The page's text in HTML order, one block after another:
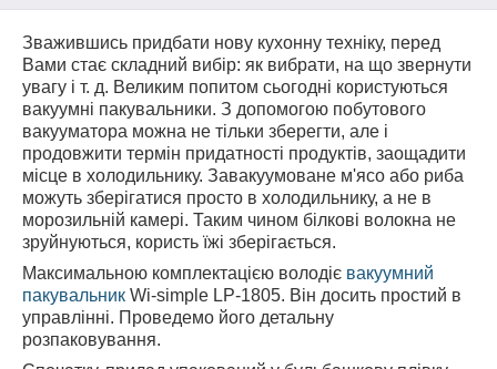
Зважившись придбати нову кухонну техніку, перед
Вами стає складний вибір: як вибрати, на що звернути
увагу і т. д. Великим попитом сьогодні користуються
вакуумні пакувальники. З допомогою побутового
вакууматора можна не тільки зберегти, але і
продовжити термін придатності продуктів, заощадити
місце в холодильнику. Завакуумоване м'ясо або риба
можуть зберігатися просто в холодильнику, а не в
морозильній камері. Таким чином білкові волокна не
зруйнуються, користь їжі зберігається.
Максимальною комплектацією володіє вакуумний
пакувальник Wi-simple LP-1805. Він досить простий в
управлінні. Проведемо його детальну
розпаковування.